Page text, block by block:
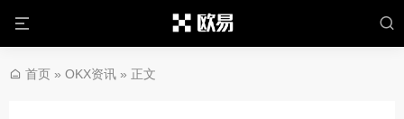
首页 » OKX资讯 » 正文